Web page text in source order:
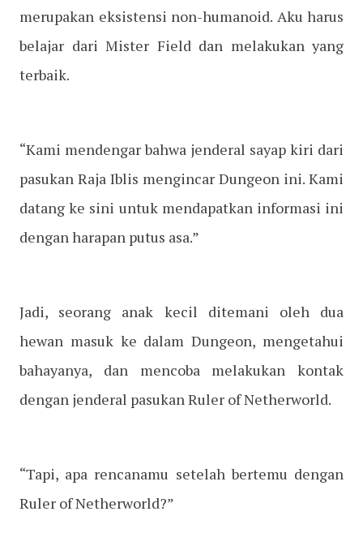
merupakan eksistensi non-humanoid. Aku harus
belajar dari Mister Field dan melakukan yang
terbaik.
“Kami mendengar bahwa jenderal sayap kiri dari
pasukan Raja Iblis mengincar Dungeon ini. Kami
datang ke sini untuk mendapatkan informasi ini
dengan harapan putus asa.”
Jadi, seorang anak kecil ditemani oleh dua
hewan masuk ke dalam Dungeon, mengetahui
bahayanya, dan mencoba melakukan kontak
dengan jenderal pasukan Ruler of Netherworld.
“Tapi, apa rencanamu setelah bertemu dengan
Ruler of Netherworld?”